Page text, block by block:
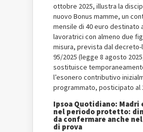
ottobre 2025, illustra la
nuovo Bonus mamme, un
mensile di 40 euro destinato
lavoratrici con almeno due
misura, prevista dal
95/2025 (legge 8 agosto
sostituisce
l’esonero contributivo
programmato, posticipato al
Ipsoa Quotidiano: Madri
nel periodo protetto:
da confermare anche
di prova